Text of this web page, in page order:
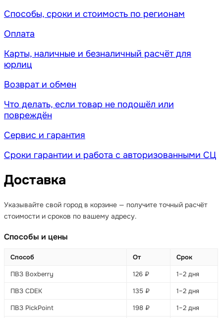
Способы, сроки и стоимость по регионам
Оплата
Карты, наличные и безналичный расчёт для
юрлиц
Возврат и обмен
Что делать, если товар не подошёл или
повреждён
Сервис и гарантия
Сроки гарантии и работа с авторизованными СЦ
Доставка
Указывайте свой город в корзине — получите точный расчёт
стоимости и сроков по вашему адресу.
Способы и цены
Способ От
Срок
ПВЗ Boxberry
126 ₽
1–2 дня
ПВЗ CDEK
135 ₽
1–2 дня
ПВЗ PickPoint
198 ₽
1–2 дня